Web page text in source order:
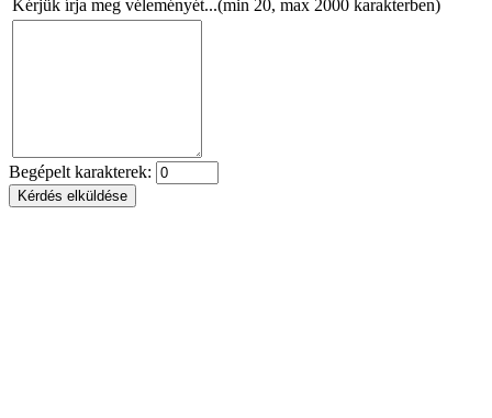
Kérjük írja meg véleményét...(min 20, max 2000 karakterben)
Begépelt karakterek: